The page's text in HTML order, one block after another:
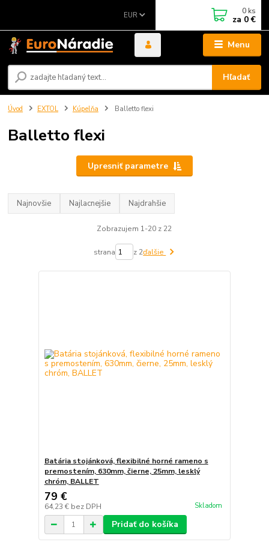
Menu
EUR
Hľadať
0 ks
za 0 €
Úvod EXTOL Kúpelňa Balletto flexi
Balletto flexi
Upresniť parametre
Najnovšie Najlacnejšie Najdrahšie
Zobrazujem 1-20 z 22
strana z 2ďalšie
Batária stojánková, flexibilné horné rameno s
premostením, 630mm, čierne, 25mm, lesklý
chróm, BALLET
79 €
64,23 € bez DPH Skladom
Pridať do košíka